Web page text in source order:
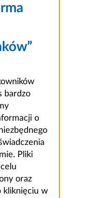
bardzo
o
Pliki
oraz
kliknięciu w